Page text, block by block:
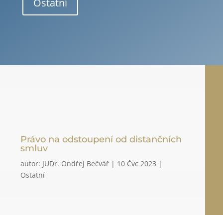
Ostatní
Právo na odstoupení od distančních
smluv
autor: JUDr. Ondřej Bečvář | 10 Čvc 2023 |
Ostatní